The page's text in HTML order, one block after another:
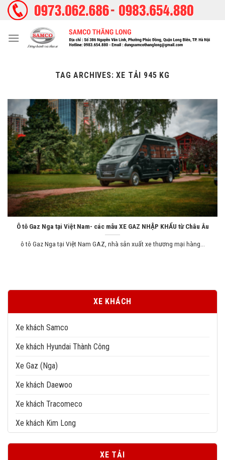
Skip
TAG ARCHIVES:XE TẢI 945 KG
XE KHÁCH
Xe khách Samco
Xe khách Hyundai Thành Công
Xe Gaz (Nga)
Xe khách Daewoo
Xe khách Tracomeco
Xe khách Kim Long
XE TẢI
Ô tô Gaz Nga tại Việt Nam- các mẫu XE GAZ NHẬP KHẨU từ Châu Âu
ô tô Gaz Nga tại Việt Nam GAZ, nhà sản xuất xe thương mại hàng...